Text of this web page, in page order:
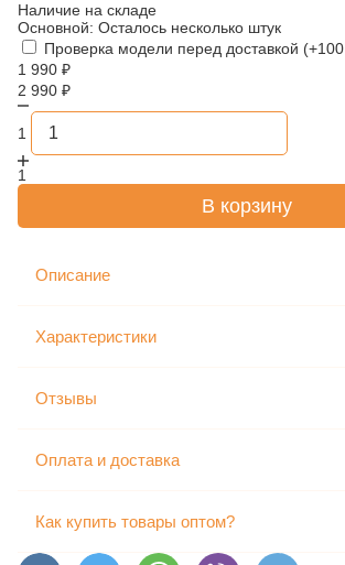
Наличие на складе
Основной: Осталось несколько штук
Проверка модели перед доставкой (+100
1 990 ₽
2 990 ₽
1
1
В корзину
Описание
Характеристики
Отзывы
Оплата и доставка
Как купить товары оптом?